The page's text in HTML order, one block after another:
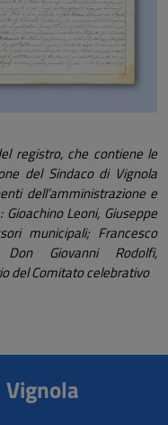
registro, che contiene le
del Sindaco di Vignola
dell’amministrazione e
Leoni, Giuseppe
municipali; Francesco
Giovanni Rodolfi,
del Comitato celebrativo